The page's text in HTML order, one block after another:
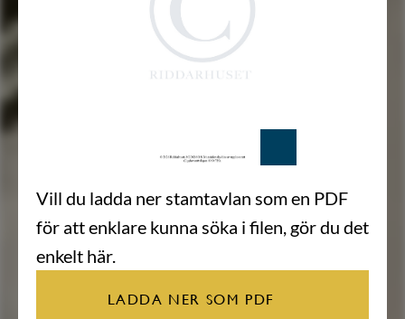
Vill du ladda ner stamtavlan som en PDF
för att enklare kunna söka i filen, gör du det
enkelt här.
LADDA NER SOM PDF